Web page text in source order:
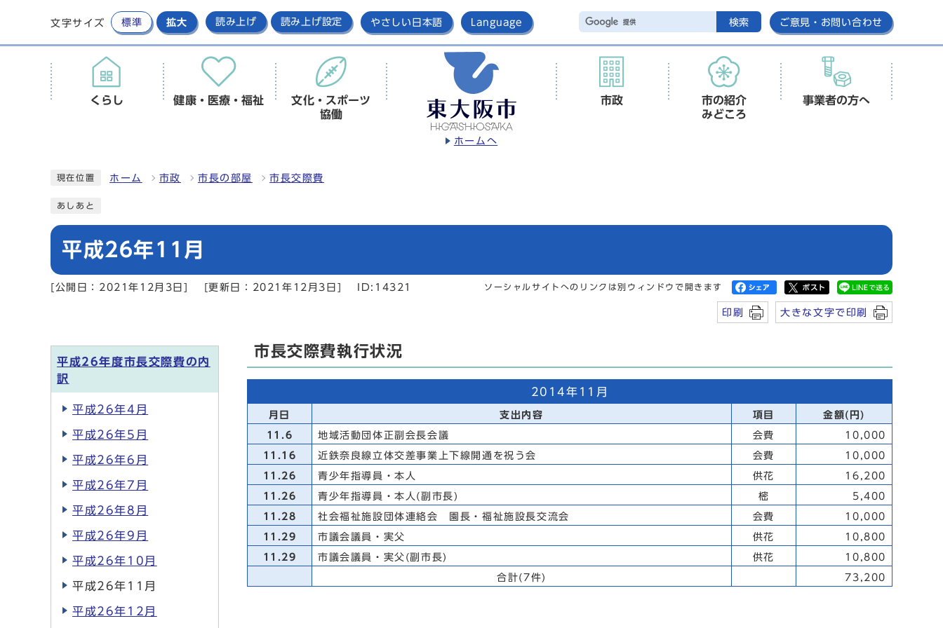
文字サイズ 標準 拡大 読み上げ 読み上げ設定 やさしい日本語 Language 検索 ご意見・お問い合わせ
ホームへ
くらし 健康・医療・福祉
文化・スポーツ
協働
市政
市の紹介
みどころ
事業者の方へ
現在位置 ホーム 市政 市長の部屋 市長交際費
あしあと
平成26年11月
[公開日：2021年12月3日] [更新日：2021年12月3日] ID:14321 ソーシャルサイトへのリンクは別ウィンドウで開きます
印刷 大きな文字で印刷
市長交際費執行状況
2014年11月
月日 支出内容 項目 金額(円)
11.6 地域活動団体正副会長会議 会費 10,000
11.16 近鉄奈良線立体交差事業上下線開通を祝う会 会費 10,000
11.26 青少年指導員・本人 供花 16,200
11.26 青少年指導員・本人(副市長) 樒 5,400
11.28 社会福祉施設団体連絡会 園長・福祉施設長交流会 会費 10,000
11.29 市議会議員・実父 供花 10,800
11.29 市議会議員・実父(副市長) 供花 10,800
合計(7件) 73,200
平成26年度市長交際費の内
訳
平成26年4月
平成26年5月
平成26年6月
平成26年7月
平成26年8月
平成26年9月
平成26年10月
平成26年11月
平成26年12月